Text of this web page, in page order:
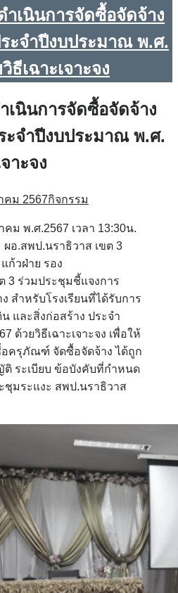
เนินการจัดซื้อจัดจ้าง
ะจำปีงบประมาณ พ.ศ.
ธีเฉาะเจาะจง
เนินการจัดซื้อจัดจ้าง
ะจำปีงบประมาณ พ.ศ.
าะจง
คม 2567กิจกรรม
ม พ.ศ.2567 เวลา 13:30น.
อ.สพป.นราธิวาส เขต 3
ก้วฝ่าย รอง
3 ร่วมประชุมชี้แจงการ
สำหรับโรงเรียนที่ได้รับการ
และสิ่งก่อสร้าง ประจำ
ด้วยวิธีเฉาะเจาะจง เพื่อให้
อครุภัณฑ์ จัดซื้อจัดจ้าง ได้ถูก
ระเบียบ ข้อบังคับที่กำหนด
มระแงะ สพป.นราธิวาส